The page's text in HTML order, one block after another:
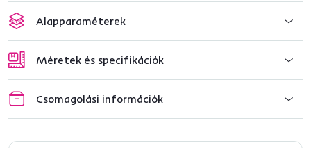
Alapparaméterek
Méretek és specifikációk
Csomagolási információk